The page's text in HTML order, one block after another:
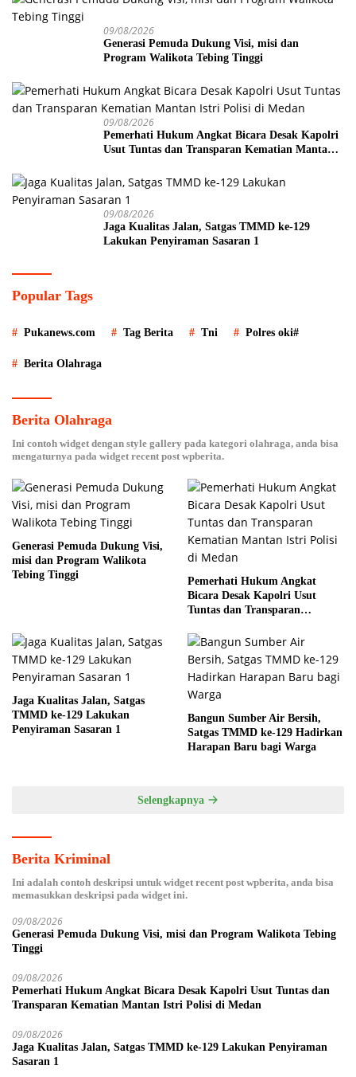
09/08/2026
Generasi Pemuda Dukung Visi, misi dan
Program Walikota Tebing Tinggi
09/08/2026
Pemerhati Hukum Angkat Bicara Desak Kapolri
Usut Tuntas dan Transparan Kematian Mantan
09/08/2026
Jaga Kualitas Jalan, Satgas TMMD ke-129
Lakukan Penyiraman Sasaran 1
Popular Tags
Pukanews.com Tag Berita Tni Polres oki#
Berita Olahraga
Berita Olahraga
Ini contoh widget dengan style gallery pada kategori olahraga, anda bisa
mengaturnya pada widget recent post wpberita.
Generasi Pemuda Dukung Visi,
misi dan Program Walikota
Tebing Tinggi
Pemerhati Hukum Angkat
Bicara Desak Kapolri Usut
Tuntas dan Transparan
Medan
Jaga Kualitas Jalan, Satgas
TMMD ke-129 Lakukan
Penyiraman Sasaran 1
Bangun Sumber Air Bersih,
Satgas TMMD ke-129 Hadirkan
Harapan Baru bagi Warga
Selengkapnya
Berita Kriminal
Ini adalah contoh deskripsi untuk widget recent post wpberita, anda bisa
memasukkan deskripsi pada widget ini.
09/08/2026
Generasi Pemuda Dukung Visi, misi dan Program Walikota Tebing
Tinggi
09/08/2026
Pemerhati Hukum Angkat Bicara Desak Kapolri Usut Tuntas dan
Transparan Kematian Mantan Istri Polisi di Medan
09/08/2026
Jaga Kualitas Jalan, Satgas TMMD ke-129 Lakukan Penyiraman
Sasaran 1